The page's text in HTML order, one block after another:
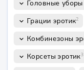
keyboard_arrow_down Головные уборы
keyboard_arrow_down Грации эротик2
keyboard_arrow_down Комбинезоны
keyboard_arrow_down Корсеты эротик3